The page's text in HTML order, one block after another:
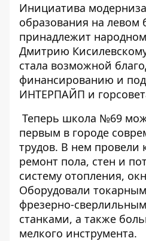
Инициатива
образования на левом
принадлежит
Дмитрию
стала возможной
финансированию и
ИНТЕРПАЙП и
Теперь школа №69
первым в городе
трудов. В нем провели
ремонт пола, стен и
систему отопления,
Оборудовали
фрезерно-
станками, а также
мелкого инструмента.